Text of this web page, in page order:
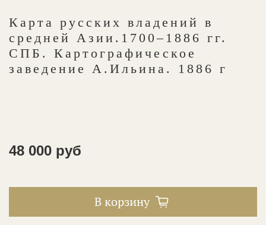
Карта русских владений в
средней Азии.1700–1886 гг.
СПБ. Картографическое
заведение А.Ильина. 1886 г
48 000 руб
В корзину